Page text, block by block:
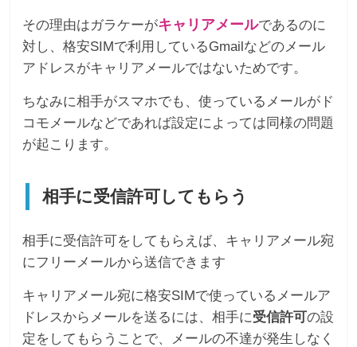
その理由はガラケーがキャリアメールであるのに
対し、格安SIMで利用しているGmailなどのメール
アドレスがキャリアメールではないためです。
ちなみに相手がスマホでも、使っているメールがド
コモメールなどであれば設定によっては同様の問題
が起こります。
相手に受信許可してもらう
相手に受信許可をしてもらえば、キャリアメール宛
にフリーメールから送信できます
キャリアメール宛に格安SIMで使っているメールア
ドレスからメールを送るには、相手に受信許可の設
定をしてもらうことで、メールの不達が発生しなく